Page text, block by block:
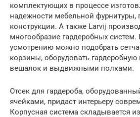
комплектующих в процессе
надежности мебельной фурнитуры,
конструкции. А также Larvij
многообразие гардеробных
усмотрению можно подобрать
корзины, оборудовать
вешалок и выдвижными полками.
Отсек для гардероба,
ячейками, придаст интерьеру
Корпусная система складывается